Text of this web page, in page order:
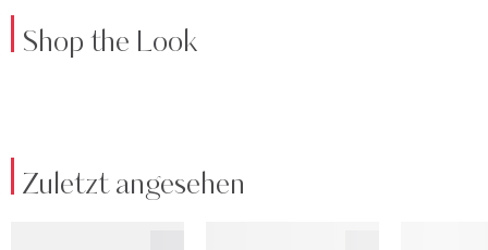
Shop the Look
Zuletzt angesehen